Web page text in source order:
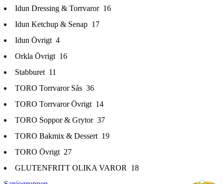
Idun Dressing & Torrvaror 16
Idun Ketchup & Senap 17
Idun Övrigt 4
Orkla Övrigt 16
Stabburet 11
TORO Torrvaror Sås 36
TORO Torrvaror Övrigt 14
TORO Soppor & Grytor 37
TORO Bakmix & Dessert 19
TORO Övrigt 27
GLUTENFRITT OLIKA VAROR
18